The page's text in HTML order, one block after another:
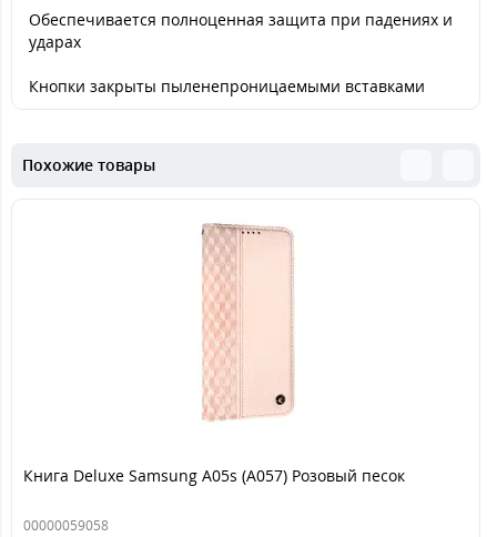
Обеспечивается полноценная защита при падениях и
ударах
Кнопки закрыты пыленепроницаемыми вставками
Похожие товары
Книга Deluxe Samsung A05s (A057) Розовый песок
00000059058